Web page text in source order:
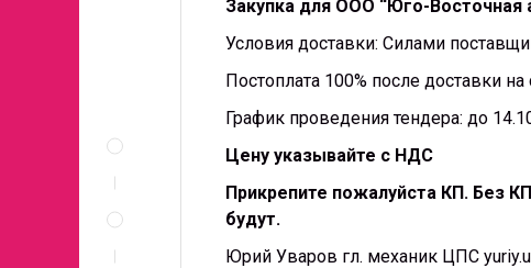
Спецификация
Закупка для ООО “Юго-Восточная
Условия доставки: Силами
Постоплата 100% после доставки на
График проведения тендера: до
Цену указывайте с НДС
Прикрепите пожалуйста КП. Без
будут.
Юрий Уваров гл. механик ЦПС